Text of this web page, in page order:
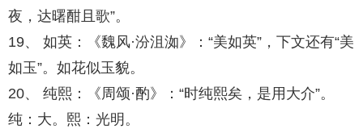
夜，达曙酣且歌”。
19、 如英：《魏风·汾沮洳》：“美如英”，下文还有“美
如玉”。如花似玉貌。
20、 纯熙：《周颂·酌》：“时纯熙矣，是用大介”。
纯：大。熙：光明。